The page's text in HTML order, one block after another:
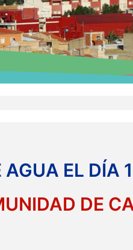
AGUA EL
DE